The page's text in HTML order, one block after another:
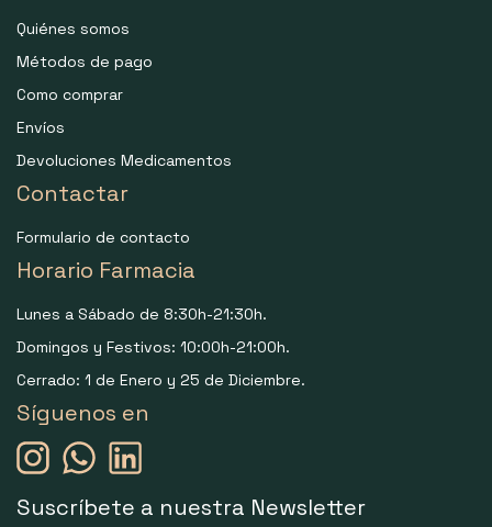
Quiénes somos
Métodos de pago
Como comprar
Envíos
Devoluciones Medicamentos
Contactar
Formulario de contacto
Horario Farmacia
Lunes a Sábado de 8:30h-21:30h.
Domingos y Festivos: 10:00h-21:00h.
Cerrado: 1 de Enero y 25 de Diciembre.
Síguenos en
Suscríbete a nuestra Newsletter